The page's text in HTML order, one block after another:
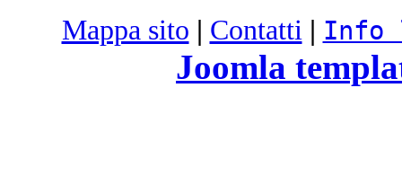
Mappa sito | Contatti | Info
Joomla